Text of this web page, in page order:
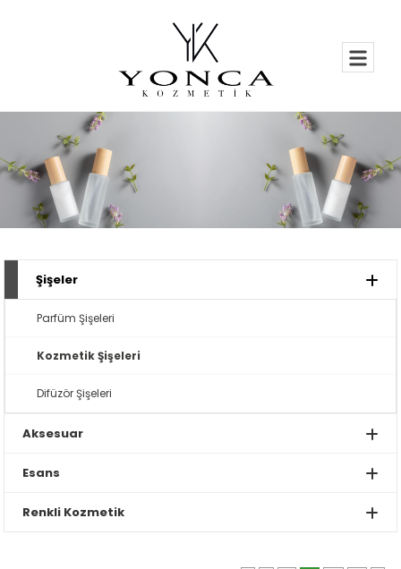
Şişeler
Parfüm Şişeleri
Kozmetik Şişeleri
Difüzör Şişeleri
Aksesuar
Esans
Renkli Kozmetik